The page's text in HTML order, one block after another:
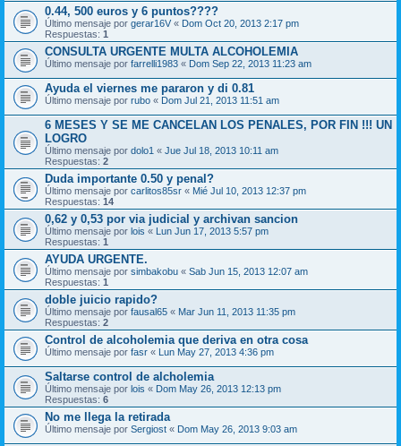
0.44, 500 euros y 6 puntos????
Último mensaje por gerar16V « Dom Oct 20, 2013 2:17 pm
Respuestas: 1
CONSULTA URGENTE MULTA ALCOHOLEMIA
Último mensaje por farrelli1983 « Dom Sep 22, 2013 11:23 am
Ayuda el viernes me pararon y di 0.81
Último mensaje por rubo « Dom Jul 21, 2013 11:51 am
6 MESES Y SE ME CANCELAN LOS PENALES, POR FIN !!! UN
LOGRO
Último mensaje por dolo1 « Jue Jul 18, 2013 10:11 am
Respuestas: 2
Duda importante 0.50 y penal?
Último mensaje por carlitos85sr « Mié Jul 10, 2013 12:37 pm
Respuestas: 14
0,62 y 0,53 por via judicial y archivan sancion
Último mensaje por lois « Lun Jun 17, 2013 5:57 pm
Respuestas: 1
AYUDA URGENTE.
Último mensaje por simbakobu « Sab Jun 15, 2013 12:07 am
Respuestas: 1
doble juicio rapido?
Último mensaje por fausal65 « Mar Jun 11, 2013 11:35 pm
Respuestas: 2
Control de alcoholemia que deriva en otra cosa
Último mensaje por fasr « Lun May 27, 2013 4:36 pm
Saltarse control de alcholemia
Último mensaje por lois « Dom May 26, 2013 12:13 pm
Respuestas: 6
No me llega la retirada
Último mensaje por Sergiost « Dom May 26, 2013 9:03 am